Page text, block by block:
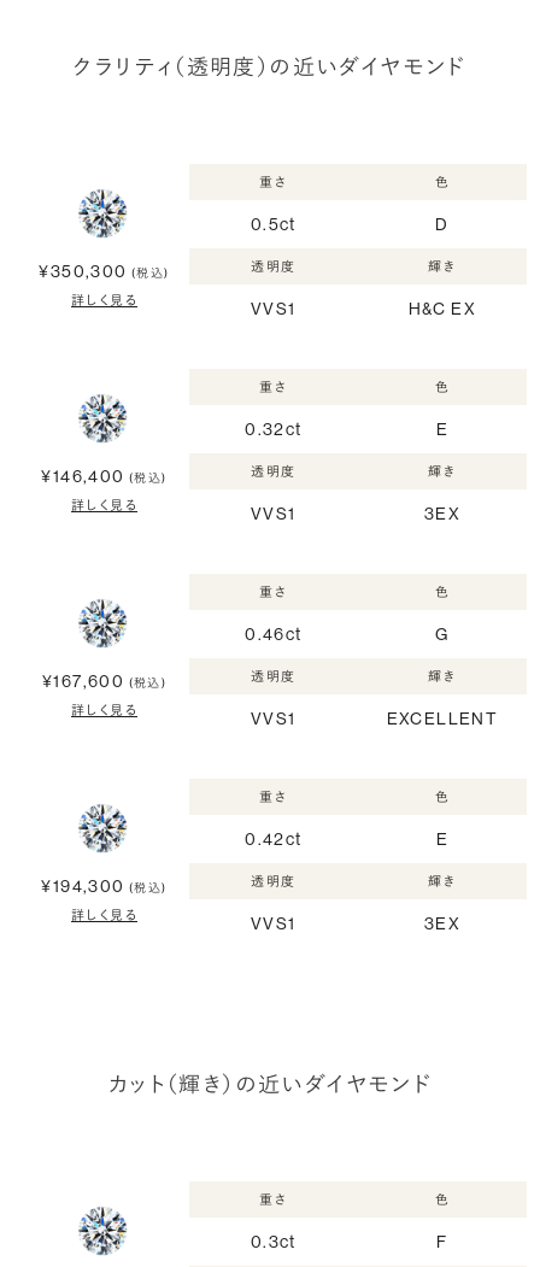
クラリティ（透明度）の近いダイヤモンド
¥350,300 (税込)
詳しく見る
重さ
0.5ct
色
D
透明度
VVS1
輝き
H&C EX
¥146,400 (税込)
詳しく見る
重さ
0.32ct
色
E
透明度
VVS1
輝き
3EX
¥167,600 (税込)
詳しく見る
重さ
0.46ct
色
G
透明度
VVS1
輝き
EXCELLENT
¥194,300 (税込)
詳しく見る
重さ
0.42ct
色
E
透明度
VVS1
輝き
3EX
カット（輝き）の近いダイヤモンド
重さ
0.3ct
色
F